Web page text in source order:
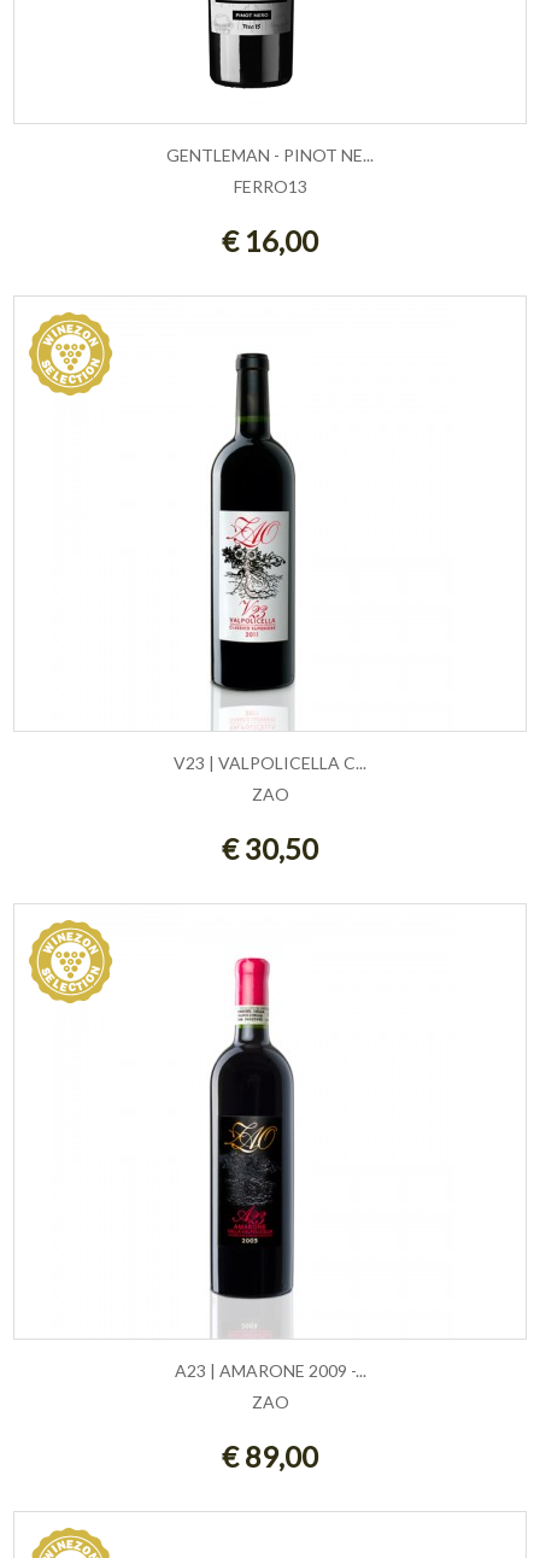
ESAURITO
GENTLEMAN - PINOT NE...
FERRO13
€ 16,00
AGGIUNGI AL CARRELLO
V23 | VALPOLICELLA C...
ZAO
€ 30,50
AGGIUNGI AL CARRELLO
A23 | AMARONE 2009 -...
ZAO
€ 89,00